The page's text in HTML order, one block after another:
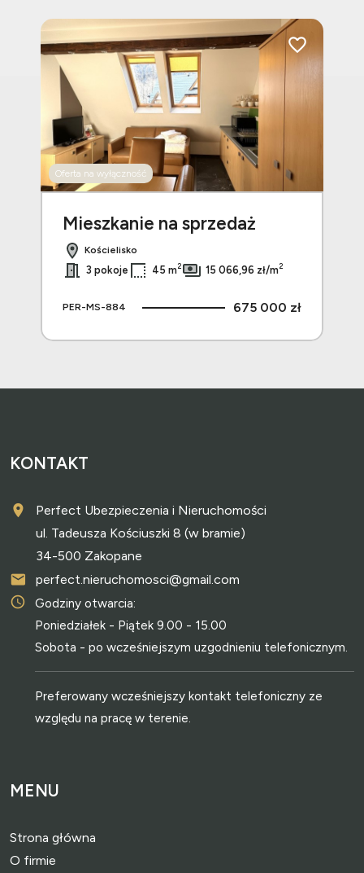
Dodaj do ulubionych
Oferta na wyłączność
Dodaj do
Mieszkanie na sprzedaż
Kościelisko
3 pokoje 45 m2 15 066,96 zł/m2
PER-MS-884 675 000 zł
KONTAKT
Perfect Ubezpieczenia i Nieruchomości
ul. Tadeusza Kościuszki 8 (w bramie)
34-500 Zakopane
perfect.nieruchomosci@gmail.com
Godziny otwarcia:
Poniedziałek - Piątek 9.00 - 15.00
Sobota - po wcześniejszym uzgodnieniu telefonicznym.
Preferowany wcześniejszy kontakt telefoniczny ze
względu na pracę w terenie.
MENU
Strona główna
O firmie